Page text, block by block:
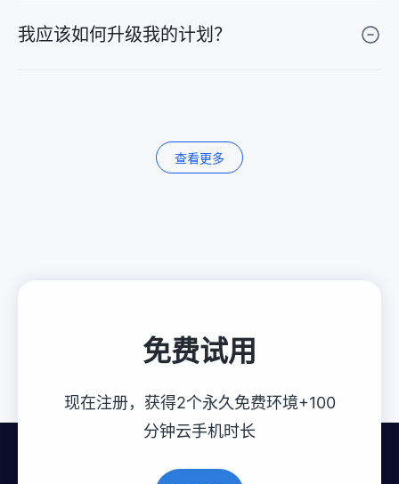
我应该如何升级我的计划？
查看更多
免费试用
现在注册，获得2个永久免费环境+100
分钟云手机时长